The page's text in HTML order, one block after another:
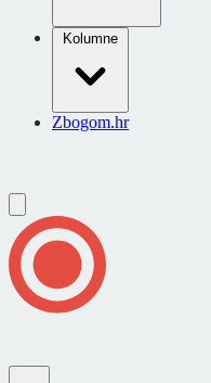
Kolumne
Zbogom.hr